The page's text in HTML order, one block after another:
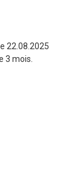
22.08.2025
3 mois.